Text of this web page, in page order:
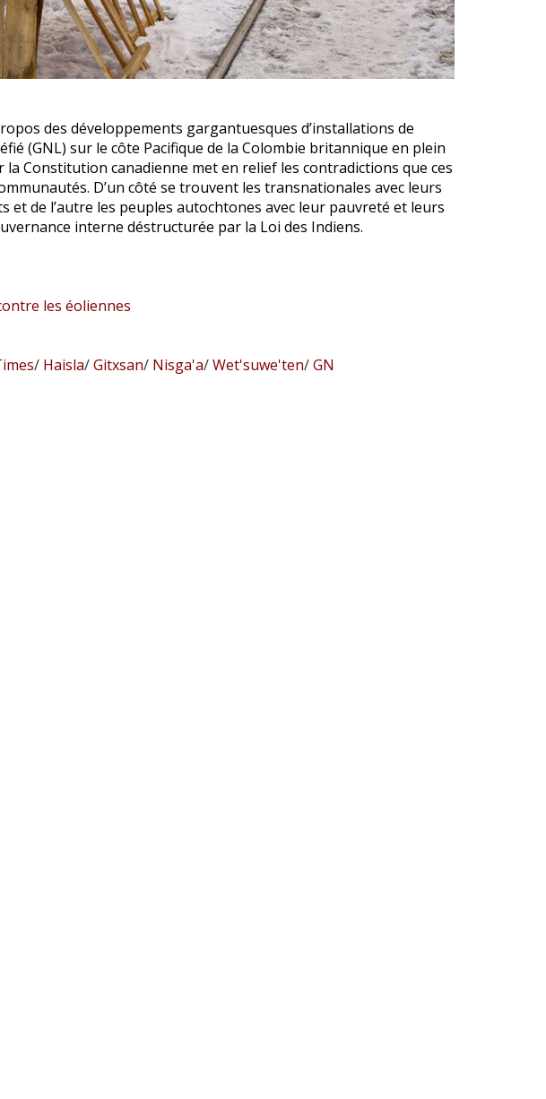
des développements gargantuesques d’installations de
(GNL) sur le côte Pacifique de la Colombie britannique en plein
Constitution canadienne met en relief les contradictions que ces
D’un côté se trouvent les transnationales avec leurs
et de l’autre les peuples autochtones avec leur pauvreté et leurs
interne déstructurée par la Loi des Indiens.
les éoliennes
/Haisla/Gitxsan/Nisga'a/Wet'suwe'ten/GN